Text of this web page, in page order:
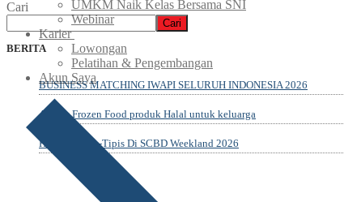
UMKM Naik Kelas Bersama SNI
Webinar
Karier
Lowongan
Pelatihan & Pengembangan
Akun Saya
Cari
Cari
BERITA
BUSINESS MATCHING IWAPI SELURUH INDONESIA 2026
Amazy Frozen Food produk Halal untuk keluarga
Healing Tipis-Tipis Di SCBD Weekland 2026